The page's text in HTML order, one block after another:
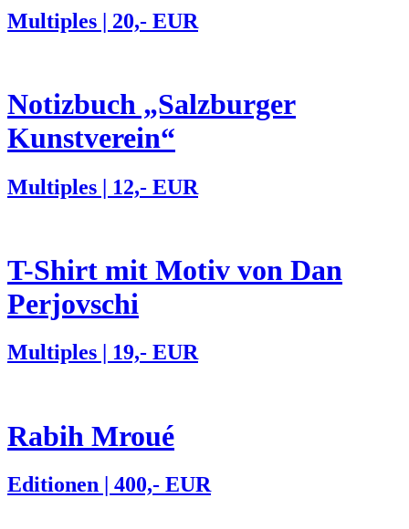
Multiples | 20,- EUR
Notizbuch „Salzburger
Kunstverein“
Multiples | 12,- EUR
T-Shirt mit Motiv von Dan
Perjovschi
Multiples | 19,- EUR
Rabih Mroué
Editionen | 400,- EUR